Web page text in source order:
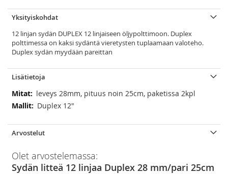
Yksityiskohdat
12 linjan sydän DUPLEX 12 linjaiseen öljypolttimoon. Duplex
polttimessa on kaksi sydäntä vieretysten tuplaamaan valoteho.
Duplex sydän myydään pareittan
Lisätietoja
Lisätietojaleveys 28mm, pituus noin 25cm, paketissa 2kpl
Duplex 12"
Arvostelut
Olet arvostelemassa:
Sydän litteä 12 linjaa Duplex 28 mm/pari 25cm